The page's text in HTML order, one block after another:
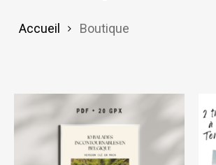
Accueil Boutique